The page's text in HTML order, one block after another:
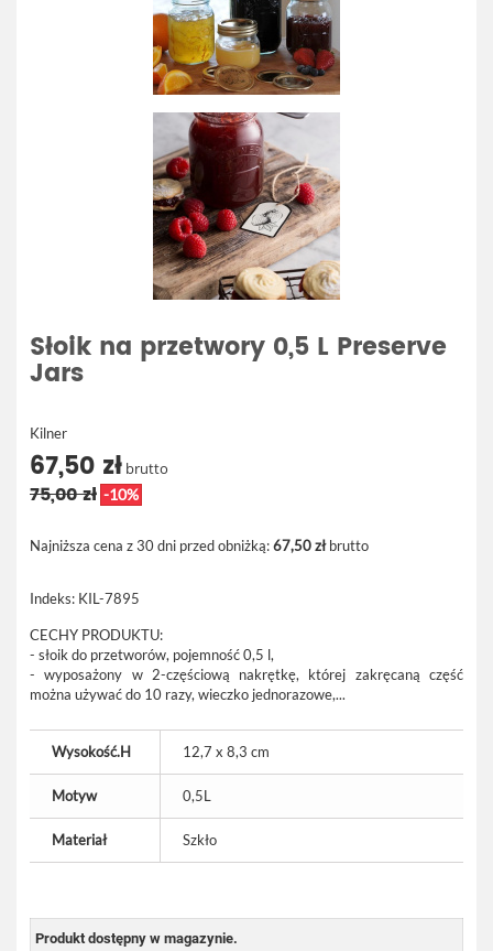
Słoik na przetwory 0,5 L Preserve
Jars
Kilner
67,50 zł brutto
75,00 zł -10%
Najniższa cena z 30 dni przed obniżką:67,50 złbrutto
Indeks: KIL-7895
CECHY PRODUKTU:
- słoik do przetworów, pojemność 0,5 l,
- wyposażony w 2-częściową nakrętkę, której zakręcaną część
można używać do 10 razy, wieczko jednorazowe,...
Wysokość.H 12,7 x 8,3 cm
Motyw 0,5L
Materiał Szkło
Produkt dostępny w magazynie.